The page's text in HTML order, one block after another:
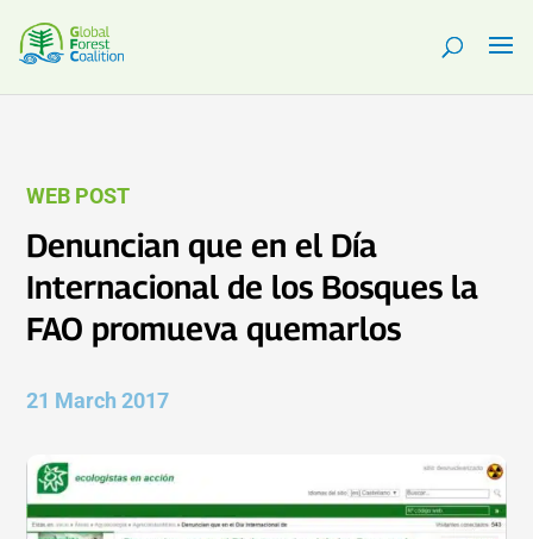
WEB POST
Denuncian que en el Día
Internacional de los Bosques la
FAO promueva quemarlos
21 March 2017